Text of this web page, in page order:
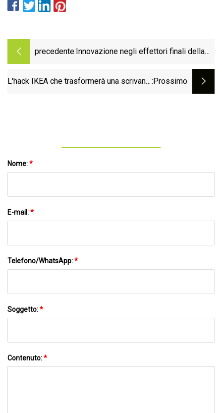
precedente: Innovazione negli effettori finali della
L'hack IKEA che trasformerà una scrivania:Prossimo
Nome:*
E-mail:*
Telefono/WhatsApp:*
Soggetto:*
Contenuto:*